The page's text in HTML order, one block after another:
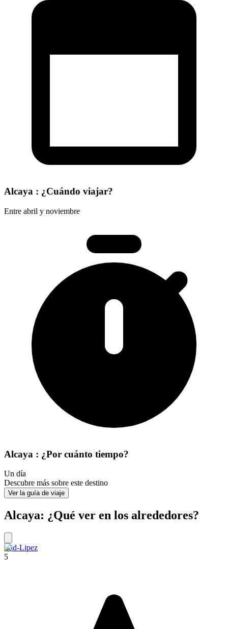
Alcaya : ¿Cuándo viajar?
Entre abril y noviembre
Alcaya : ¿Por cuánto tiempo?
Un día
Descubre más sobre este destino
Ver la guía de viaje
Alcaya: ¿Qué ver en los alrededores?
Sud-Lipez
5